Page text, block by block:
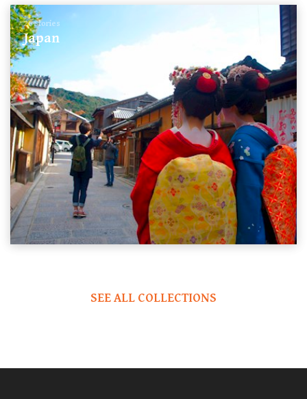
26 Stories
Japan
SEE ALL COLLECTIONS